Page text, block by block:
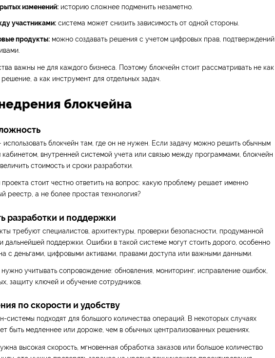
изменений:историю сложнее подменить незаметно.
участниками:система может снизить зависимость от одной стороны.
продукты:можно создавать решения с учетом цифровых прав, подтверждений
важны не для каждого бизнеса. Поэтому блокчейн стоит рассматривать не как
а как инструмент для отдельных задач.
блокчейна
использовать блокчейн там, где он не нужен. Если задачу можно решить обычным
внутренней системой учета или связью между программами, блокчейн
стоимость и сроки разработки.
стоит честно ответить на вопрос: какую проблему решает именно
реестр, а не более простая технология?
разработки и поддержки
требуют специалистов, архитектуры, проверки безопасности, продуманной
дальнейшей поддержки. Ошибки в такой системе могут стоить дорого, особенно
с деньгами, цифровыми активами, правами доступа или важными данными.
нужно учитывать сопровождение: обновления, мониторинг, исправление ошибок,
защиту ключей и обучение сотрудников.
по скорости и удобству
системы подходят для большого количества операций. В некоторых случаях
быть медленнее или дороже, чем в обычных централизованных решениях.
высокая скорость, мгновенная обработка заказов или большое количество